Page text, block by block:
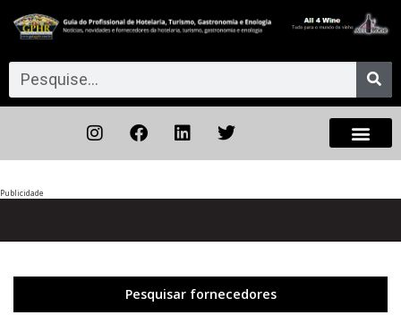
Publicidade
Pesquisar fornecedores